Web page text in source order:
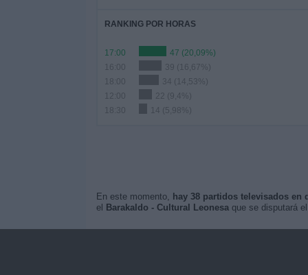
RANKING POR HORAS
17:00
47 (20,09%)
16:00
39 (16,67%)
18:00
34 (14,53%)
12:00
22 (9,4%)
18:30
14 (5,98%)
En este momento, hay 38 partidos televisados en
el
Barakaldo - Cultural Leonesaque se disputará